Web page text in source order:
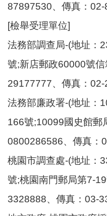
87897530、傳真：
[檢舉受理單位]
法務部調查局-(地址：
號;新店郵政60000號
29177777、傳真：
法務部廉政署-(地址：
166號;10099國史館郵
0800286586、傳真：
桃園市調查處-(地址：
號;桃園南門郵局第7-
3328888、傳真：03-